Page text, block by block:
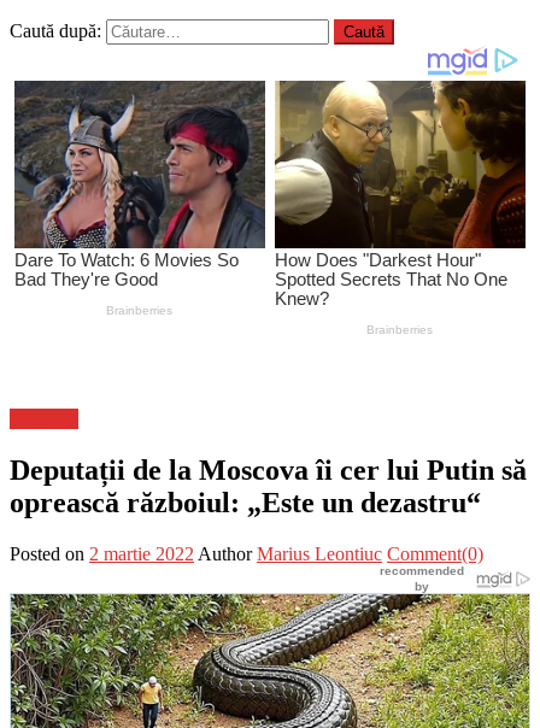
Caută după:
Deputații de la Moscova îi cer lui Putin să
oprească războiul: „Este un dezastru“
Posted on 2 martie 2022 Author Marius Leontiuc Comment(0)